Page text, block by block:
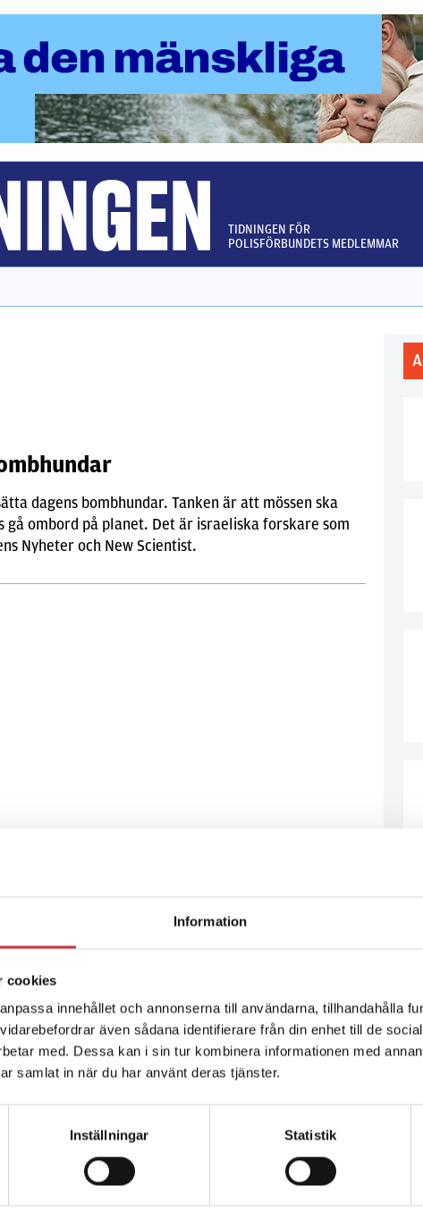
Information
cookies
innehållet och annonserna till användarna, tillhandahålla
även sådana identifierare från din enhet till de
med. Dessa kan i sin tur kombinera informationen med
samlat in när du har använt deras tjänster.
Inställningar Statistik
TIDNINGEN FÖR
POLISFÖRBUNDETS MEDLEMMAR
dagens bombhundar. Tanken är att mössen ska
gå ombord på planet. Det är israeliska forskare som
Nyheter och New Scientist.